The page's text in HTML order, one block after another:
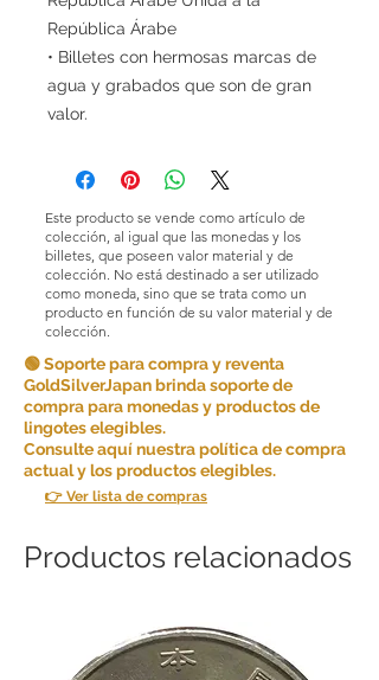
República Árabe
• Billetes con hermosas marcas de
agua y grabados que son de gran
valor.
Este producto se vende como artículo de
colección, al igual que las monedas y los
billetes, que poseen valor material y de
colección. No está destinado a ser utilizado
como moneda, sino que se trata como un
producto en función de su valor material y de
colección.
🟢 Soporte para compra y reventa
GoldSilverJapan brinda soporte de
compra para monedas y productos de
lingotes elegibles.
Consulte aquí nuestra política de compra
actual y los productos elegibles.
👉 Ver lista de compras
Productos relacionados